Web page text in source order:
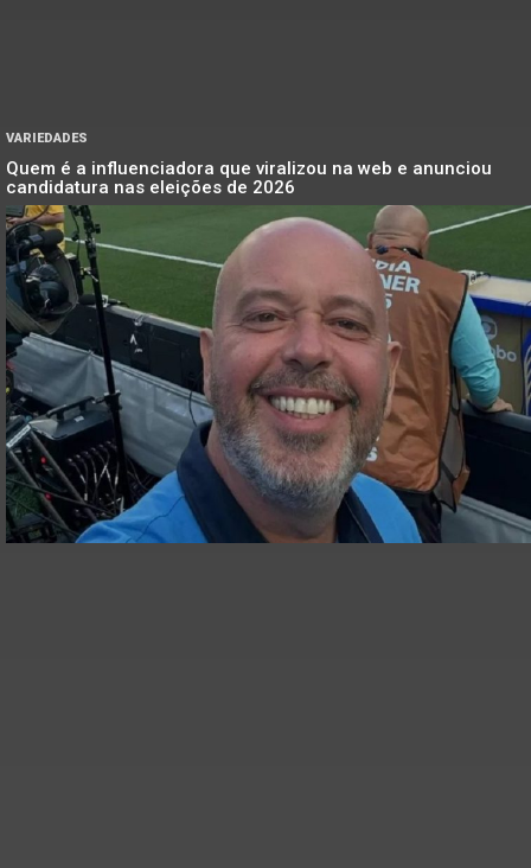
VARIEDADES
Quem é a influenciadora que viralizou na web e anunciou
candidatura nas eleições de 2026